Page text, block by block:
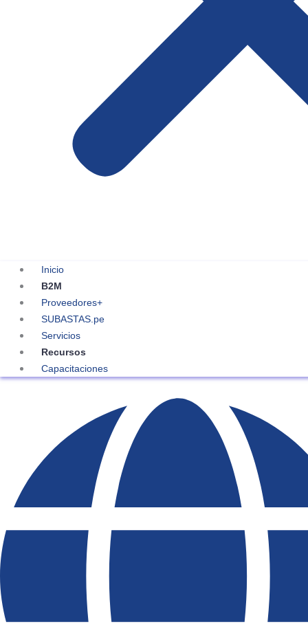
Inicio
B2M
Proveedores+
SUBASTAS.pe
Servicios
Recursos
Capacitaciones